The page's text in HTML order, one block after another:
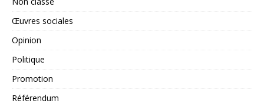
Œuvres sociales
Opinion
Politique
Promotion
Référendum